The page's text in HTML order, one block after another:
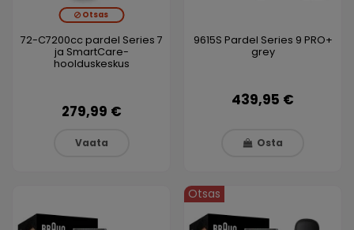
Otsas
72-C7200cc pardel Series 7
ja SmartCare-
hoolduskeskus
279,99 €
Vaata
9615S Pardel Series 9 PRO+
grey
439,95 €
Osta
Otsas